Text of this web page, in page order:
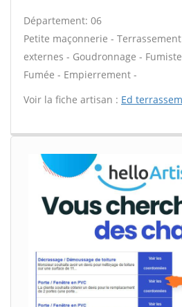
Département: 06
Petite maçonnerie -
externes - Goudronnage -
Fumée - Empierrement -
Voir la fiche artisan : Ed